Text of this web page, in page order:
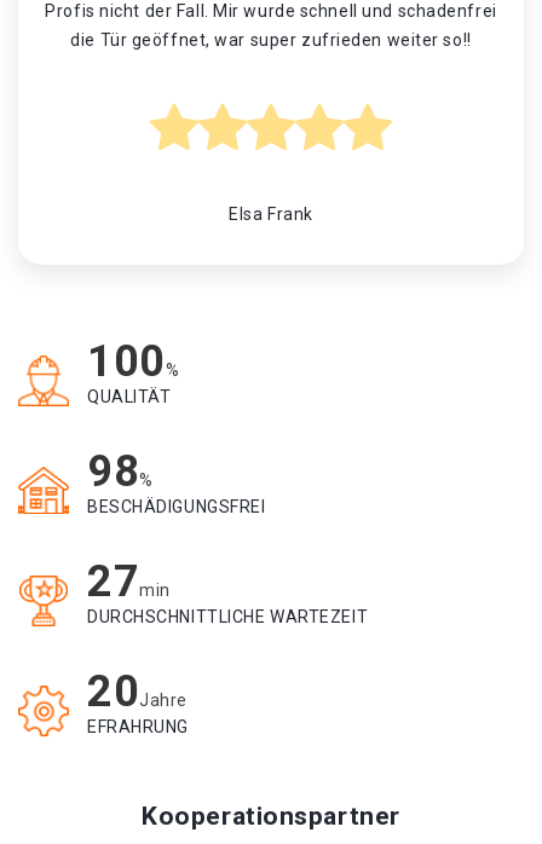
Profis nicht der Fall. Mir wurde schnell und schadenfrei
die Tür geöffnet, war super zufrieden weiter so!!
Elsa Frank
100%
QUALITÄT
98%
BESCHÄDIGUNGSFREI
27min
DURCHSCHNITTLICHE WARTEZEIT
20Jahre
EFRAHRUNG
Kooperationspartner